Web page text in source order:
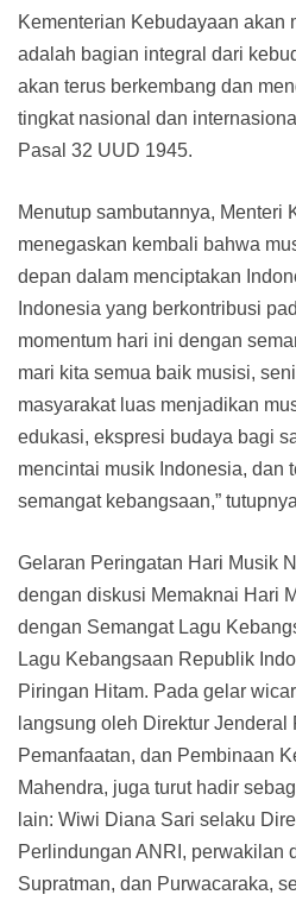
Kementerian Kebudayaan akan
adalah bagian integral dari
akan terus berkembang dan
tingkat nasional dan
Pasal 32 UUD 1945.
Menutup sambutannya, Menteri
menegaskan kembali bahwa
depan dalam menciptakan
Indonesia yang berkontribusi
momentum hari ini dengan
mari kita semua baik musisi,
masyarakat luas menjadikan
edukasi, ekspresi budaya bagi
mencintai musik Indonesia, dan
semangat kebangsaan,”
Gelaran Peringatan Hari Musik
dengan diskusi Memaknai Hari
dengan Semangat Lagu
Lagu Kebangsaan Republik
Piringan Hitam. Pada gelar
langsung oleh Direktur Jenderal
Pemanfaatan, dan Pembinaan
Mahendra, juga turut hadir
lain: Wiwi Diana Sari selaku
Perlindungan ANRI, perwakilan
Supratman, dan Purwacaraka,